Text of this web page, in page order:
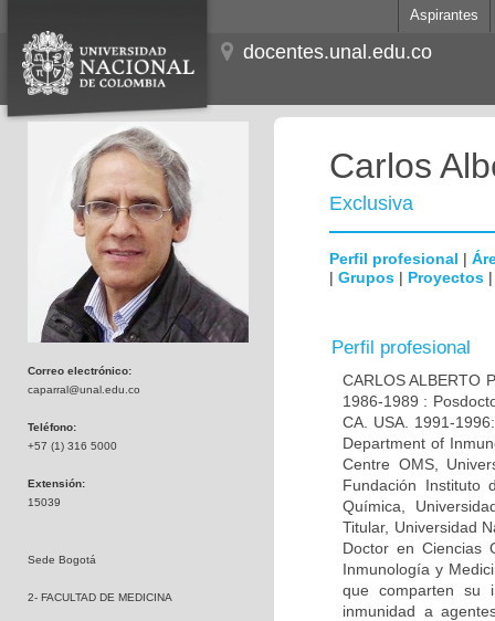
Aspirantes
docentes.unal.edu.co
Correo electrónico:
caparral@unal.edu.co
Teléfono:
+57 (1) 316 5000
Extensión:
15039
Sede Bogotá
2- FACULTAD DE MEDICINA
Carlos
Exclusiva
Perfil profesional |
| Grupos | Proyectos
Perfil profesional
CARLOS ALBERTO
1986-1989 :
CA. USA. 1991-
Department of
Centre OMS,
Fundación Instituto
Química,
Titular, Universidad
Doctor en Ciencias
Inmunología y
que comparten su
inmunidad a